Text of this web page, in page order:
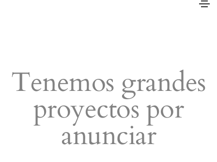
Tenemos grandes
proyectos por
anunciar